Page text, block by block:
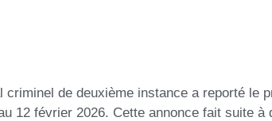
criminel de deuxième instance a reporté le
12 février 2026. Cette annonce fait suite